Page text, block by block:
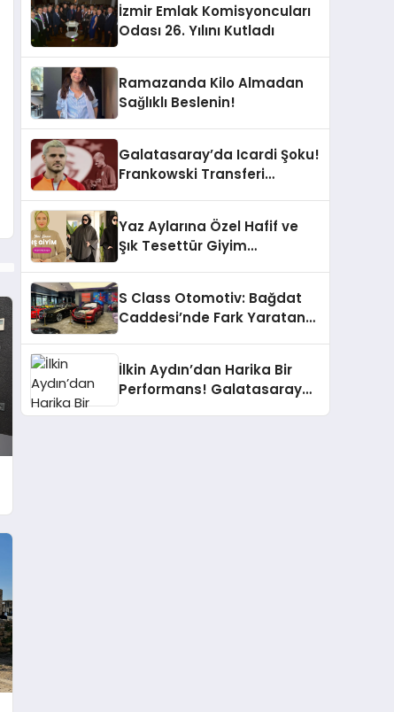
İzmir Emlak Komisyoncuları
Odası 26. Yılını Kutladı
Ramazanda Kilo Almadan
Sağlıklı Beslenin!
Galatasaray’da Icardi Şoku!
Frankowski Transferi
Yaz Aylarına Özel Hafif ve
Şık Tesettür Giyim
S Class Otomotiv: Bağdat
Caddesi’nde Fark Yaratan
İlkin Aydın’dan Harika Bir
Performans! Galatasaray